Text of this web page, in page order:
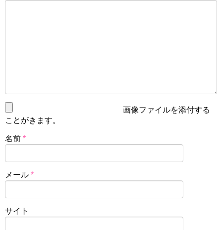
画像ファイルを添付する
ことがきます。
名前 *
メール *
サイト